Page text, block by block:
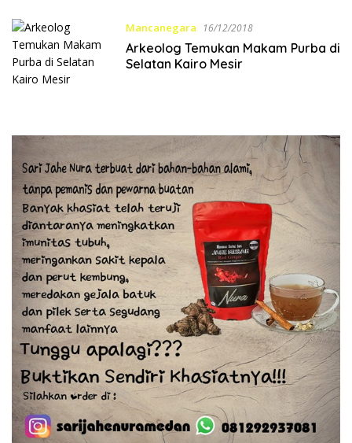
Mancanegara 16/12/2018
Arkeolog Temukan Makam Purba di
Selatan Kairo Mesir